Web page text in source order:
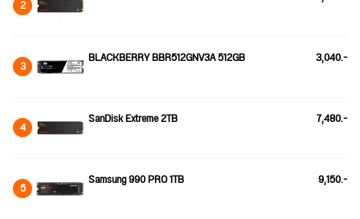
2
3 BLACKBERRY BBR512GNV3A 512GB 3,040.-
4 SanDisk Extreme 2TB 7,480.-
5 Samsung 990 PRO 1TB 9,150.-